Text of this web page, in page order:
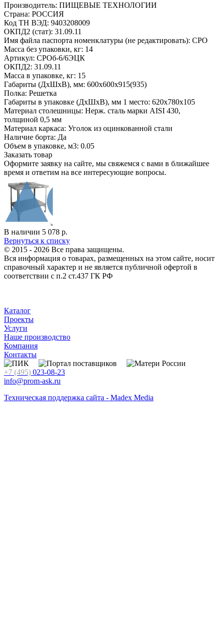
Производитель: ПИЩЕВЫЕ ТЕХНОЛОГИИ
Страна: РОССИЯ
Код ТН ВЭД: 9403208009
ОКПД2 (стат): 31.09.11
Имя файла паспорта номенклатуры (не редактировать): СРО
Масса без упаковки, кг: 14
Артикул: СРОб-6/6ЭЦК
ОКПД2: 31.09.11
Масса в упаковке, кг: 15
Габариты (ДхШхВ), мм: 600х600х915(935)
Полка: Решетка
Габариты в упаковке (ДхШхВ), мм 1 место: 620х780х105
Материал столешницы: Нерж. сталь марки AISI 430,
толщиной 0,5 мм
Материал каркаса: Уголок из оцинкованной стали
Наличие борта: Да
Объем в упаковке, м3: 0.05
Заказать товар
Оформите заявку на сайте, мы свяжемся с вами в ближайшее
время и ответим на все интересующие вопросы.
В наличии 5 078 р.
Вернуться к списку
© 2015 - 2026 Все права защищены.
Вся информация о товарах, размещенных на этом сайте, носит
справочный характер и не является публичной офертой в
соответствии с п.2 ст.437 ГК РФ
Каталог
Проекты
Услуги
Наше производство
Компания
Контакты
+7 (495) 023-08-23
info@prom-ask.ru
Техническая поддержка сайта - Madex Media